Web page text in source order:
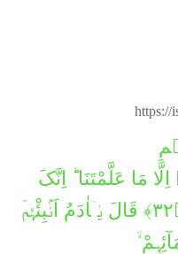
https://
مَا عَلَّمْتَنَا ؕ اِنَّکَ
اَنۡتَ الْعَلِیۡمُ الْحَکِیۡمُ ﴿۳۲﴾ قَالَ یٰۤاٰدَمُ اَنۡۢبِئْہُمۡ